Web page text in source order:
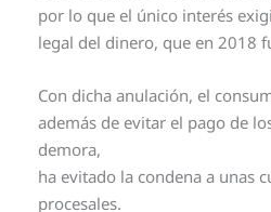
por lo que el único interés
legal del dinero, que en 2018
Con dicha anulación, el
además de evitar el pago de
demora,
ha evitado la condena a unas
procesales.